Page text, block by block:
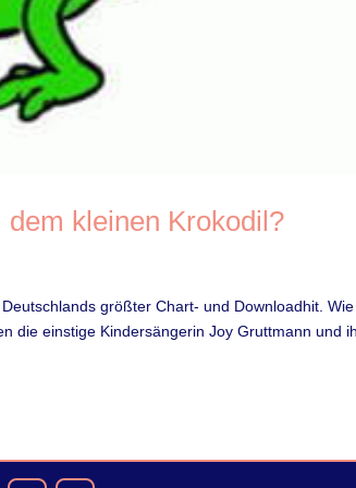
kleinen Krokodil?
größter Chart- und Downloadhit. Wie
die einstige Kindersängerin Joy Gruttmann und